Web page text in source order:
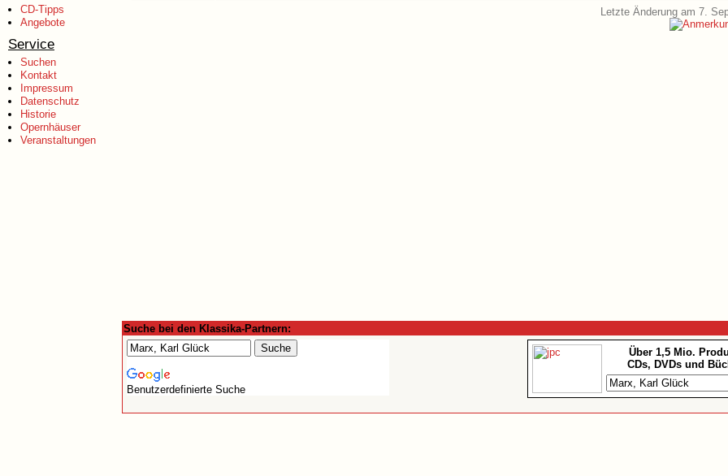
CD-Tipps
Angebote
Service
Suchen
Kontakt
Impressum
Datenschutz
Historie
Opernhäuser
Veranstaltungen
Letzte Änderung am 7.
Suche bei den Klassika-Partnern:
Benutzerdefinierte Suche
Über 1,5 Mio.
CDs, DVDs und